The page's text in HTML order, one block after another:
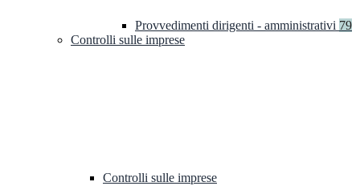
Provvedimenti dirigenti - amministrativi 79
Controlli sulle imprese
Controlli sulle imprese